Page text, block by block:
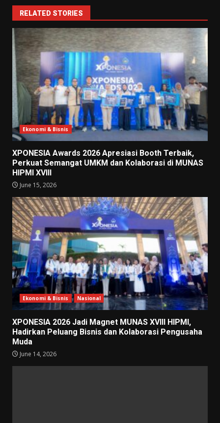
RELATED STORIES
Ekonomi & Bisnis
XPONESIA Awards 2026 Apresiasi Booth Terbaik,
Perkuat Semangat UMKM dan Kolaborasi di MUNAS
HIPMI XVIII
June 15, 2026
Ekonomi & Bisnis Nasional
XPONESIA 2026 Jadi Magnet MUNAS XVIII HIPMI,
Hadirkan Peluang Bisnis dan Kolaborasi Pengusaha
Muda
June 14, 2026